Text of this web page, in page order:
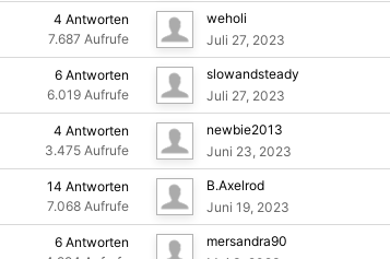
4 Antworten
7.687 Aufrufe
weholi
Juli 27, 2023
6 Antworten
6.019 Aufrufe
slowandsteady
Juli 27, 2023
4 Antworten
3.475 Aufrufe
newbie2013
Juni 23, 2023
14 Antworten
7.068 Aufrufe
B.Axelrod
Juni 19, 2023
6 Antworten
mersandra90